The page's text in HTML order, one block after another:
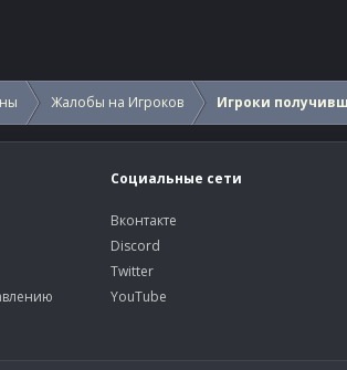
Жалобы на Игроков Игроки
Социальные сети
Вконтакте
Discord
Twitter
YouTube